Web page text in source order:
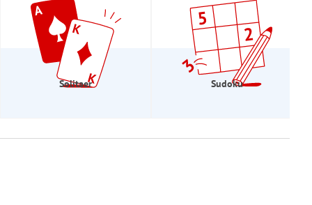
Solitaer Sudoku